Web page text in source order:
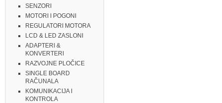
SENZORI
MOTORI I POGONI
REGULATORI MOTORA
LCD & LED ZASLONI
ADAPTERI &
KONVERTERI
RAZVOJNE PLOČICE
SINGLE BOARD
RAČUNALA
KOMUNIKACIJA I
KONTROLA